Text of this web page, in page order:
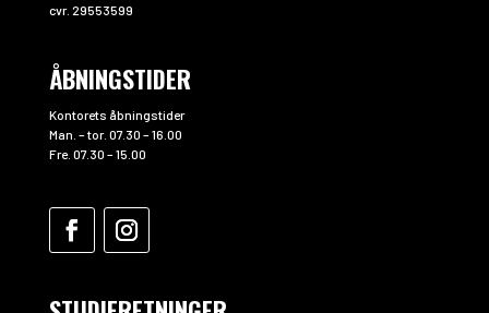
cvr. 29553599
ÅBNINGSTIDER
Kontorets åbningstider
Man. – tor. 07.30 – 16.00
Fre. 07.30 – 15.00